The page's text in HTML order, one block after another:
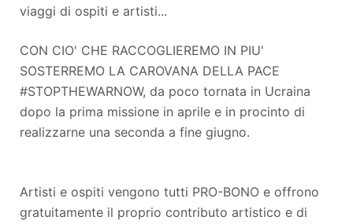
viaggi di ospiti e artisti...
CON CIO' CHE RACCOGLIEREMO IN PIU'
SOSTERREMO LA CAROVANA DELLA PACE
#STOPTHEWARNOW, da poco tornata in Ucraina
dopo la prima missione in aprile e in procinto di
realizzarne una seconda a fine giugno.
Artisti e ospiti vengono tutti PRO-BONO e offrono
gratuitamente il proprio contributo artistico e di